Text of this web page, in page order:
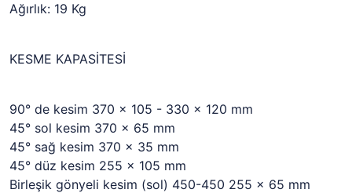
Ağırlık: 19 Kg
KESME KAPASİTESİ
90° de kesim 370 x 105 - 330 x 120 mm
45° sol kesim 370 x 65 mm
45° sağ kesim 370 x 35 mm
45° düz kesim 255 x 105 mm
Birleşik gönyeli kesim (sol) 450-450 255 x 65 mm